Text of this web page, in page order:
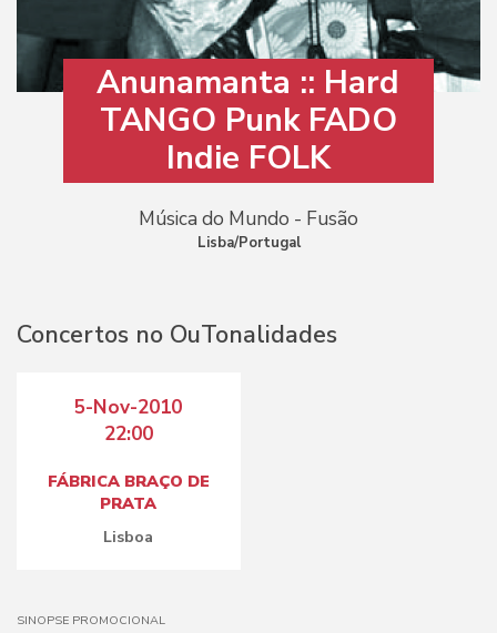
Anunamanta :: Hard
TANGO Punk FADO
Indie FOLK
Música do Mundo - Fusão
Lisba/Portugal
Concertos no OuTonalidades
5-Nov-2010
22:00
FÁBRICA BRAÇO DE
PRATA
Lisboa
SINOPSE PROMOCIONAL